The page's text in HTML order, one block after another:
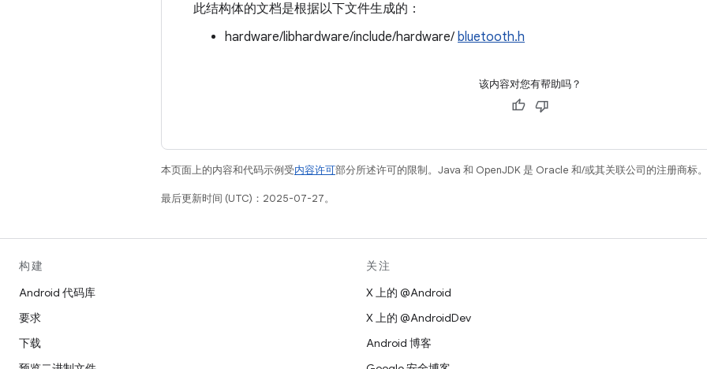
此结构体的文档是根据以下文件生成的：
hardware/libhardware/include/hardware/ bluetooth.h
该内容对您有帮助吗？
本页面上的内容和代码示例受内容许可部分所述许可的限制。Java 和 OpenJDK 是 Oracle 和/或其关联公司的注册商标。
最后更新时间 (UTC)：2025-07-27。
构建
Android 代码库
要求
下载
关注
X 上的 @Android
X 上的 @AndroidDev
Android 博客